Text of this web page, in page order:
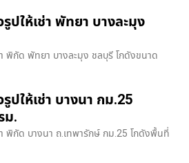
รูปให้เช่า พัทยา บางละมุง
า พิกัด พัทยา บางละมุง ชลบุรี โกดังขนาด
ปให้เช่า บางนา กม.25
ม.
า พิกัด บางนา​ ถ.เทพารักษ์ กม.25 โกดังพื้นที่